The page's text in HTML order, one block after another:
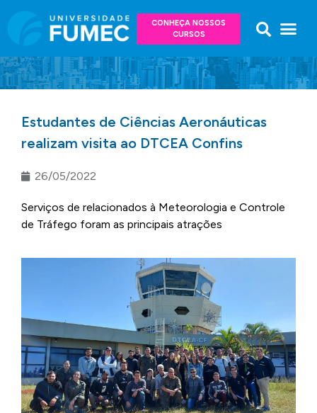
CONHEÇA NOSSOS
CURSOS
Estudantes de Ciências Aeronáuticas
realizam visita ao DTCEA Confins
26/05/2022
Serviços de relacionados à Meteorologia e Controle
de Tráfego foram as principais atrações